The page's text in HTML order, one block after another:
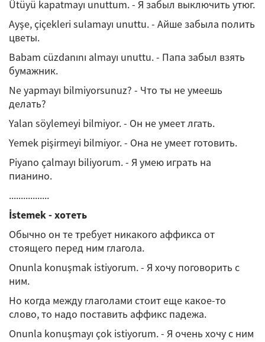
Ütüyü kapatmayı unuttum. - Я забыл выключить утюг.
Ayşe, çiçekleri sulamayı unuttu. - Айше забыла полить
цветы.
Babam cüzdanını almayı unuttu. - Папа забыл взять
бумажник.
Ne yapmayı bilmiyorsunuz? - Что ты не умеешь
делать?
Yalan söylemeyi bilmiyor. - Он не умеет лгать.
Yemek pişirmeyi bilmiyor. - Она не умеет готовить.
Piyano çalmayı biliyorum. - Я умею играть на
пианино.
.................
İstemek - хотеть
Обычно он те требует никакого аффикса от
стоящего перед ним глагола.
Onunla konuşmak istiyorum. - Я хочу поговорить с
ним.
Но когда между глаголами стоит еще какое-то
слово, то надо поставить аффикс падежа.
Onunla konuşmayı çok istiyorum. - Я очень хочу с ним